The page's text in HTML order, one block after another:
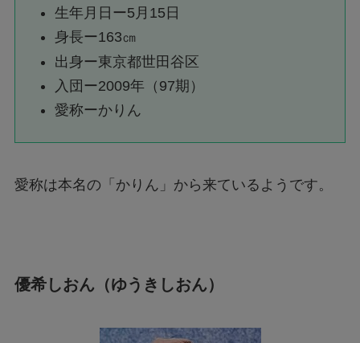
生年月日ー5月15日
身長ー163㎝
出身ー東京都世田谷区
入団ー2009年（97期）
愛称ーかりん
愛称は本名の「かりん」から来ているようです。
優希しおん（ゆうきしおん）